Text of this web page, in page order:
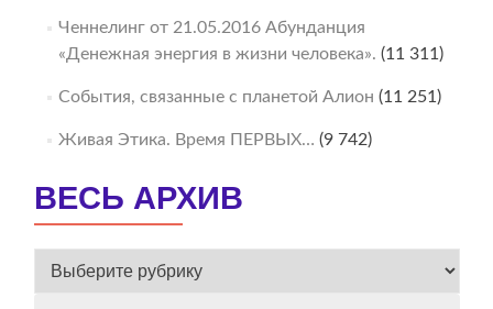
Ченнелинг от 21.05.2016 Абунданция
«Денежная энергия в жизни человека». (11 311)
События, связанные с планетой Алион (11 251)
Живая Этика. Время ПЕРВЫХ… (9 742)
ВЕСЬ АРХИВ
ВЕСЬ